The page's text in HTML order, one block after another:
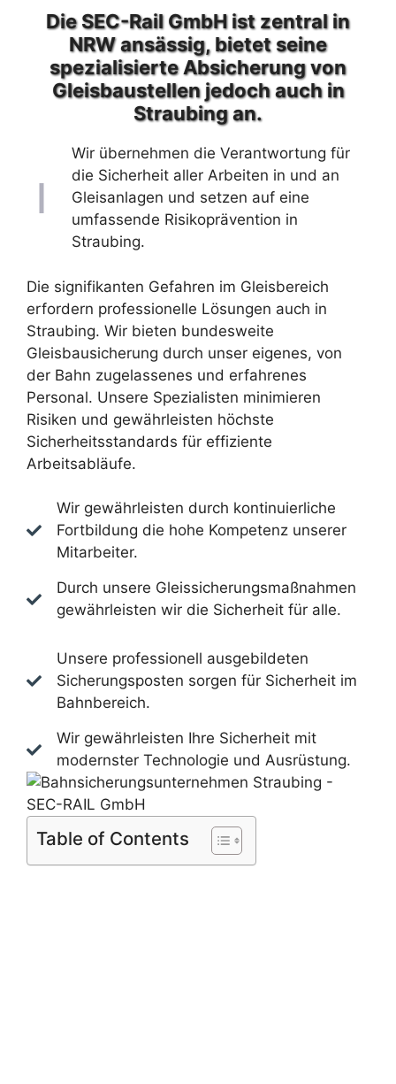
Die SEC-Rail GmbH ist zentral in
NRW ansässig, bietet seine
spezialisierte Absicherung von
Gleisbaustellen jedoch auch in
Straubing an.
Wir übernehmen die Verantwortung für
die Sicherheit aller Arbeiten in und an
Gleisanlagen und setzen auf eine
umfassende Risikoprävention in
Straubing.
Die signifikanten Gefahren im Gleisbereich
erfordern professionelle Lösungen auch in
Straubing. Wir bieten bundesweite
Gleisbausicherung durch unser eigenes, von
der Bahn zugelassenes und erfahrenes
Personal. Unsere Spezialisten minimieren
Risiken und gewährleisten höchste
Sicherheitsstandards für effiziente
Arbeitsabläufe.
Wir gewährleisten durch kontinuierliche
Fortbildung die hohe Kompetenz unserer
Mitarbeiter.
Durch unsere Gleissicherungsmaßnahmen
gewährleisten wir die Sicherheit für alle.
Unsere professionell ausgebildeten
Sicherungsposten sorgen für Sicherheit im
Bahnbereich.
Wir gewährleisten Ihre Sicherheit mit
modernster Technologie und Ausrüstung.
Table of Contents